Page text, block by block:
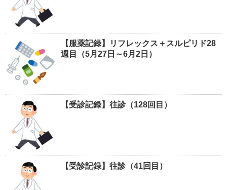
【服薬記録】リフレックス＋スルピリド28
週目（5月27日～6月2日）
【受診記録】往診（128回目）
【受診記録】往診（41回目）